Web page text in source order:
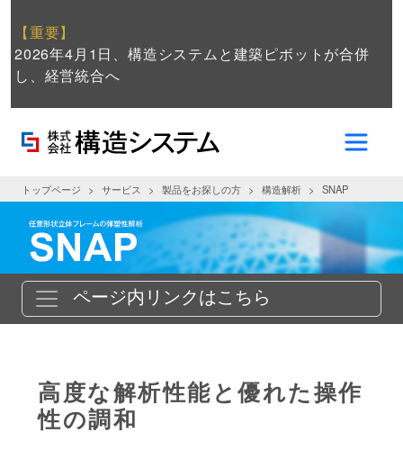
【重要】
2026年4月1日、構造システムと建築ピボットが合併
し、経営統合へ
トップページ サービス 製品をお探しの方 構造解析 SNAP
ページ内リンクはこちら
高度な解析性能と優れた操作
性の調和